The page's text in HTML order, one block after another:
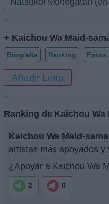
Natsukoi Monogatari
+ Kaichou Wa Maid-
Biografía Ranking Fotos
Añadir Letra
Ranking de Kaichou Wa
Kaichou Wa Maid-sama
artistas más apoyados y
¿Apoyar a Kaichou Wa
2 0